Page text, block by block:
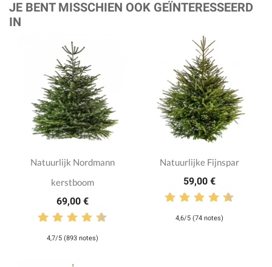
JE BENT MISSCHIEN OOK GEÏNTERESSEERD
IN
Natuurlijk Nordmann
kerstboom
69,00 €
4,7/5 (893 notes)
Natuurlijke Fijnspar
59,00 €
4,6/5 (74 notes)